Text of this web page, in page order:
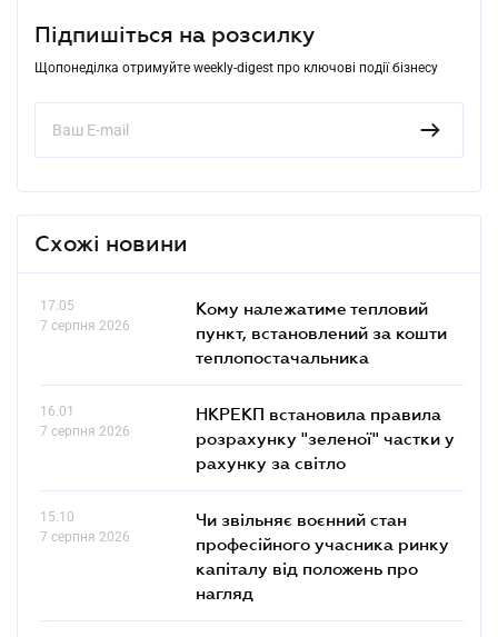
Підпишіться на розсилку
Щопонеділка отримуйте weekly-digest про ключові події бізнесу
Схожі новини
17.05
7 серпня 2026
Кому належатиме тепловий
пункт, встановлений за кошти
теплопостачальника
16.01
7 серпня 2026
НКРЕКП встановила правила
розрахунку "зеленої" частки у
рахунку за світло
15.10
7 серпня 2026
Чи звільняє воєнний стан
професійного учасника ринку
капіталу від положень про
нагляд